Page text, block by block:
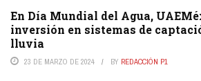
En Día Mundial del Agua,
inversión en sistemas de
lluvia
23 DE MARZO DE 2024 BY REDACCIÓN P1